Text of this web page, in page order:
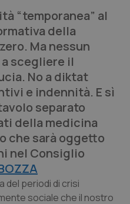
“temporanea” al
della
Ma nessun
scegliere il
No a diktat
e indennità. E sì
separato
della medicina
che sarà oggetto
nel Consiglio
del periodi di crisi
sociale che il nostro